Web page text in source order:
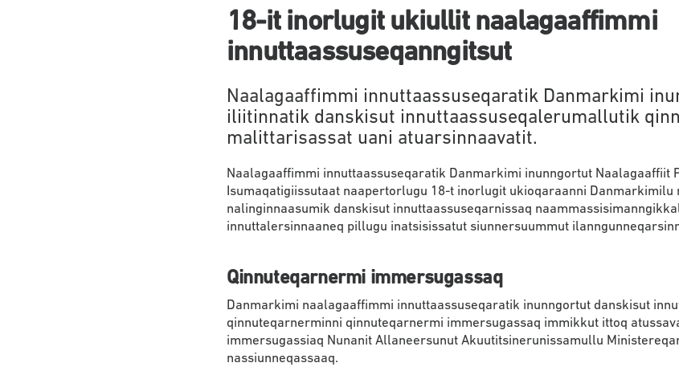
18-it inorlugit ukiullit naalagaaffimmi
innuttaassuseqanngitsut
Naalagaaffimmi innuttaassuseqaratik Danmarkimi
iliitinnatik danskisut innuttaassuseqalerumallutik
malittarisassat uani atuarsinnaavatit.
Naalagaaffimmi innuttaassuseqaratik Danmarkimi inunngortut Naalagaaffiit
Isumaqatigiissutaat naapertorlugu 18-t inorlugit ukioqaraanni Danmarkimilu
nalinginnaasumik danskisut innuttaassuseqarnissaq
innuttalersinnaaneq pillugu inatsisissatut siunnersuummut
Qinnuteqarnermi immersugassaq
Danmarkimi naalagaaffimmi innuttaassuseqaratik inunngortut danskisut
qinnuteqarnerminni qinnuteqarnermi immersugassaq immikkut ittoq
immersugassiaq Nunanit Allaneersunut Akuutitsinerunissamullu
nassiunneqassaaq.